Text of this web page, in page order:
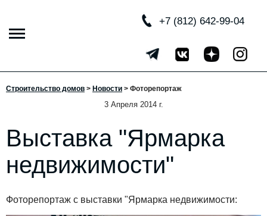
+7 (812) 642-99-04
Строительство домов > Новости > Фоторепортаж
3 Апреля 2014 г.
Выставка "Ярмарка
недвижимости"
Фоторепортаж с выставки "Ярмарка недвижимости: